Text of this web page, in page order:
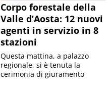
Corpo forestale della
Valle d’Aosta: 12 nuovi
agenti in servizio in 8
stazioni
Questa mattina, a palazzo
regionale, si è tenuta la
cerimonia di giuramento